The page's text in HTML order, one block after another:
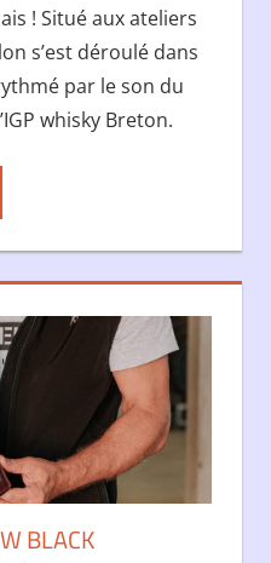
! Situé aux ateliers
s’est déroulé dans
par le son du
whisky Breton.
BLACK